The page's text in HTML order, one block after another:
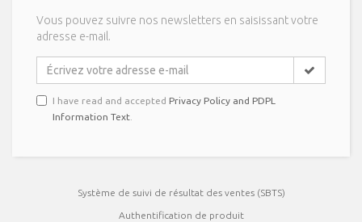
Vous pouvez suivre nos newsletters en saisissant votre
adresse e-mail.
I have read and accepted Privacy Policy and PDPL
Information Text
Système de suivi de résultat des ventes (SBTS)
Authentification de produit